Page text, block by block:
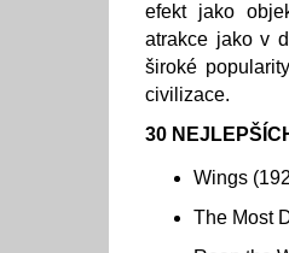
efekt jako
atrakce jako v
široké
civilizace.
30
Wings
The Most